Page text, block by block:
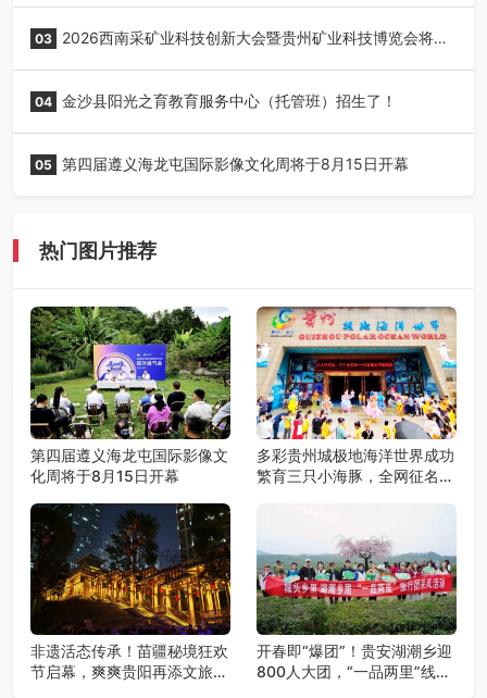
03 2026西南采矿业科技创新大会暨贵州矿业科技博览会将在
04 金沙县阳光之育教育服务中心（托管班）招生了！
05 第四届遵义海龙屯国际影像文化周将于8月15日开幕
热门图片推荐
第四届遵义海龙屯国际影像文
化周将于8月15日开幕
多彩贵州城极地海洋世界成功
繁育三只小海豚，全网征名正
非遗活态传承！苗疆秘境狂欢
节启幕，爽爽贵阳再添文旅新
开春即“爆团”！贵安湖潮乡迎
800人大团，“一品两里”线路